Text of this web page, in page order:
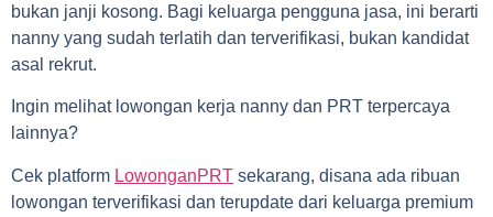
bukan janji kosong. Bagi keluarga pengguna jasa, ini berarti
nanny yang sudah terlatih dan terverifikasi, bukan kandidat
asal rekrut.
Ingin melihat lowongan kerja nanny dan PRT terpercaya
lainnya?
Cek platform LowonganPRT sekarang, disana ada ribuan
lowongan terverifikasi dan terupdate dari keluarga premium